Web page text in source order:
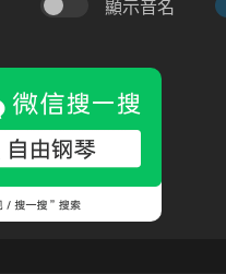
顯示音名